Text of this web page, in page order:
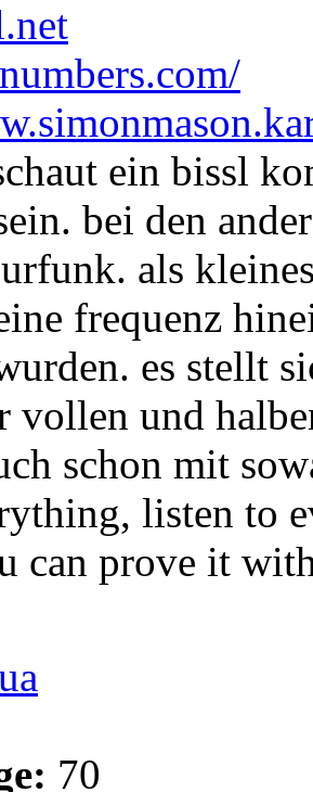
ein bissl
bei den
als
frequenz
es stellt
vollen und
schon mit
listen to
can prove it
70